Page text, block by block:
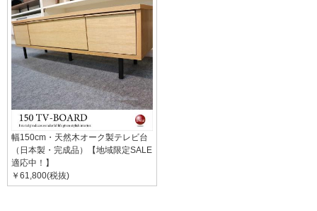
幅150cm・天然木オーク製テレビ台
（日本製・完成品）【地域限定SALE
適応中！】
￥61,800(税抜)